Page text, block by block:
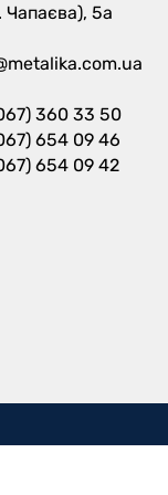
Чапаєва), 5а
360 33 50
654 09 46
654 09 42